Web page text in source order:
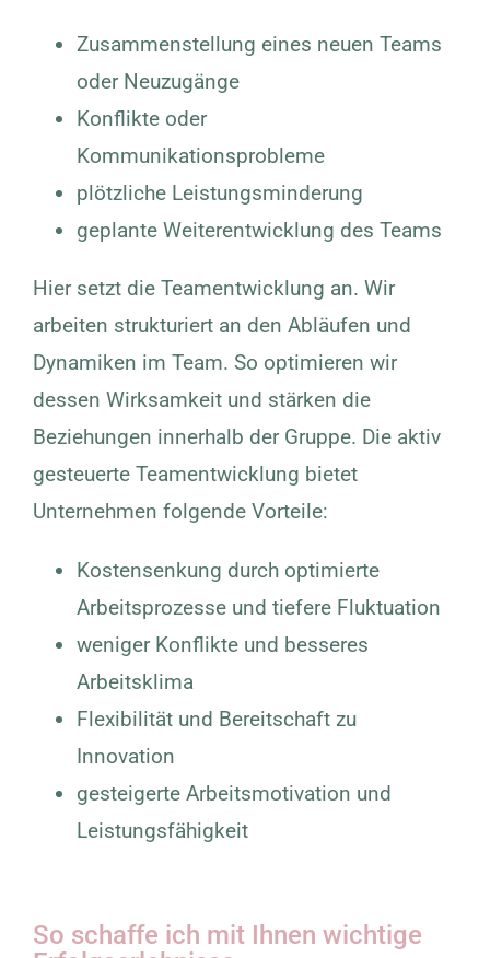
Zusammenstellung eines neuen Teams
oder Neuzugänge
Konflikte oder
Kommunikationsprobleme
plötzliche Leistungsminderung
geplante Weiterentwicklung des Teams
Hier setzt die Teamentwicklung an. Wir
arbeiten strukturiert an den Abläufen und
Dynamiken im Team. So optimieren wir
dessen Wirksamkeit und stärken die
Beziehungen innerhalb der Gruppe. Die aktiv
gesteuerte Teamentwicklung bietet
Unternehmen folgende Vorteile:
Kostensenkung durch optimierte
Arbeitsprozesse und tiefere Fluktuation
weniger Konflikte und besseres
Arbeitsklima
Flexibilität und Bereitschaft zu
Innovation
gesteigerte Arbeitsmotivation und
Leistungsfähigkeit
So schaffe ich mit Ihnen wichtige